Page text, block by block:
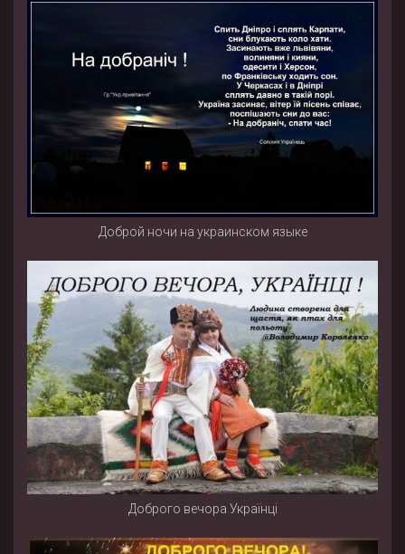
Доброй ночи на украинском языке
Доброго вечора Українці